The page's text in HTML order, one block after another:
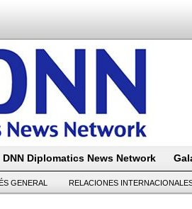
DNN Diplomatics News Network
GENERAL RELACIONES